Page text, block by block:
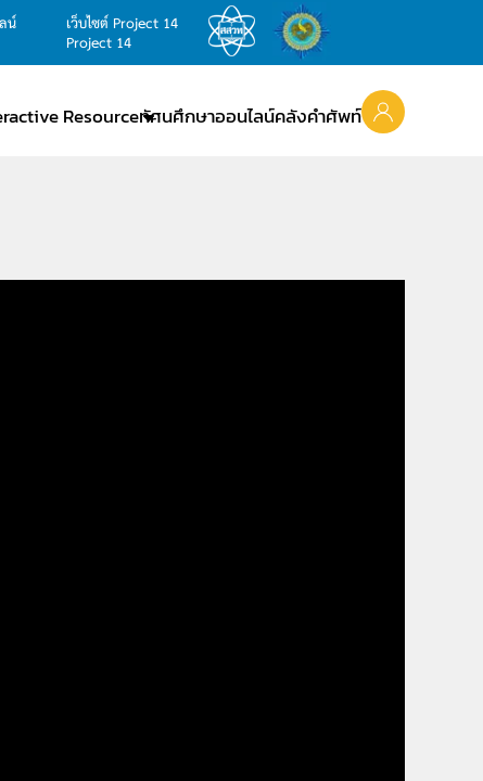
น์
เว็บไซต์ Project 14
Project 14
Resourceทัศนศึกษาออนไลน์คลังคำศัพท์